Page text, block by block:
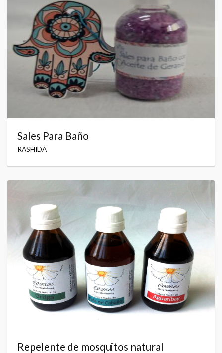
Sales Para Baño
RASHIDA
Repelente de mosquitos natural